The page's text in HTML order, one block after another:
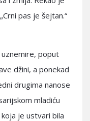
pas je šejtan.“
poput
džini, a ponekad
drugima nanose
mladiću
je ustvari bila